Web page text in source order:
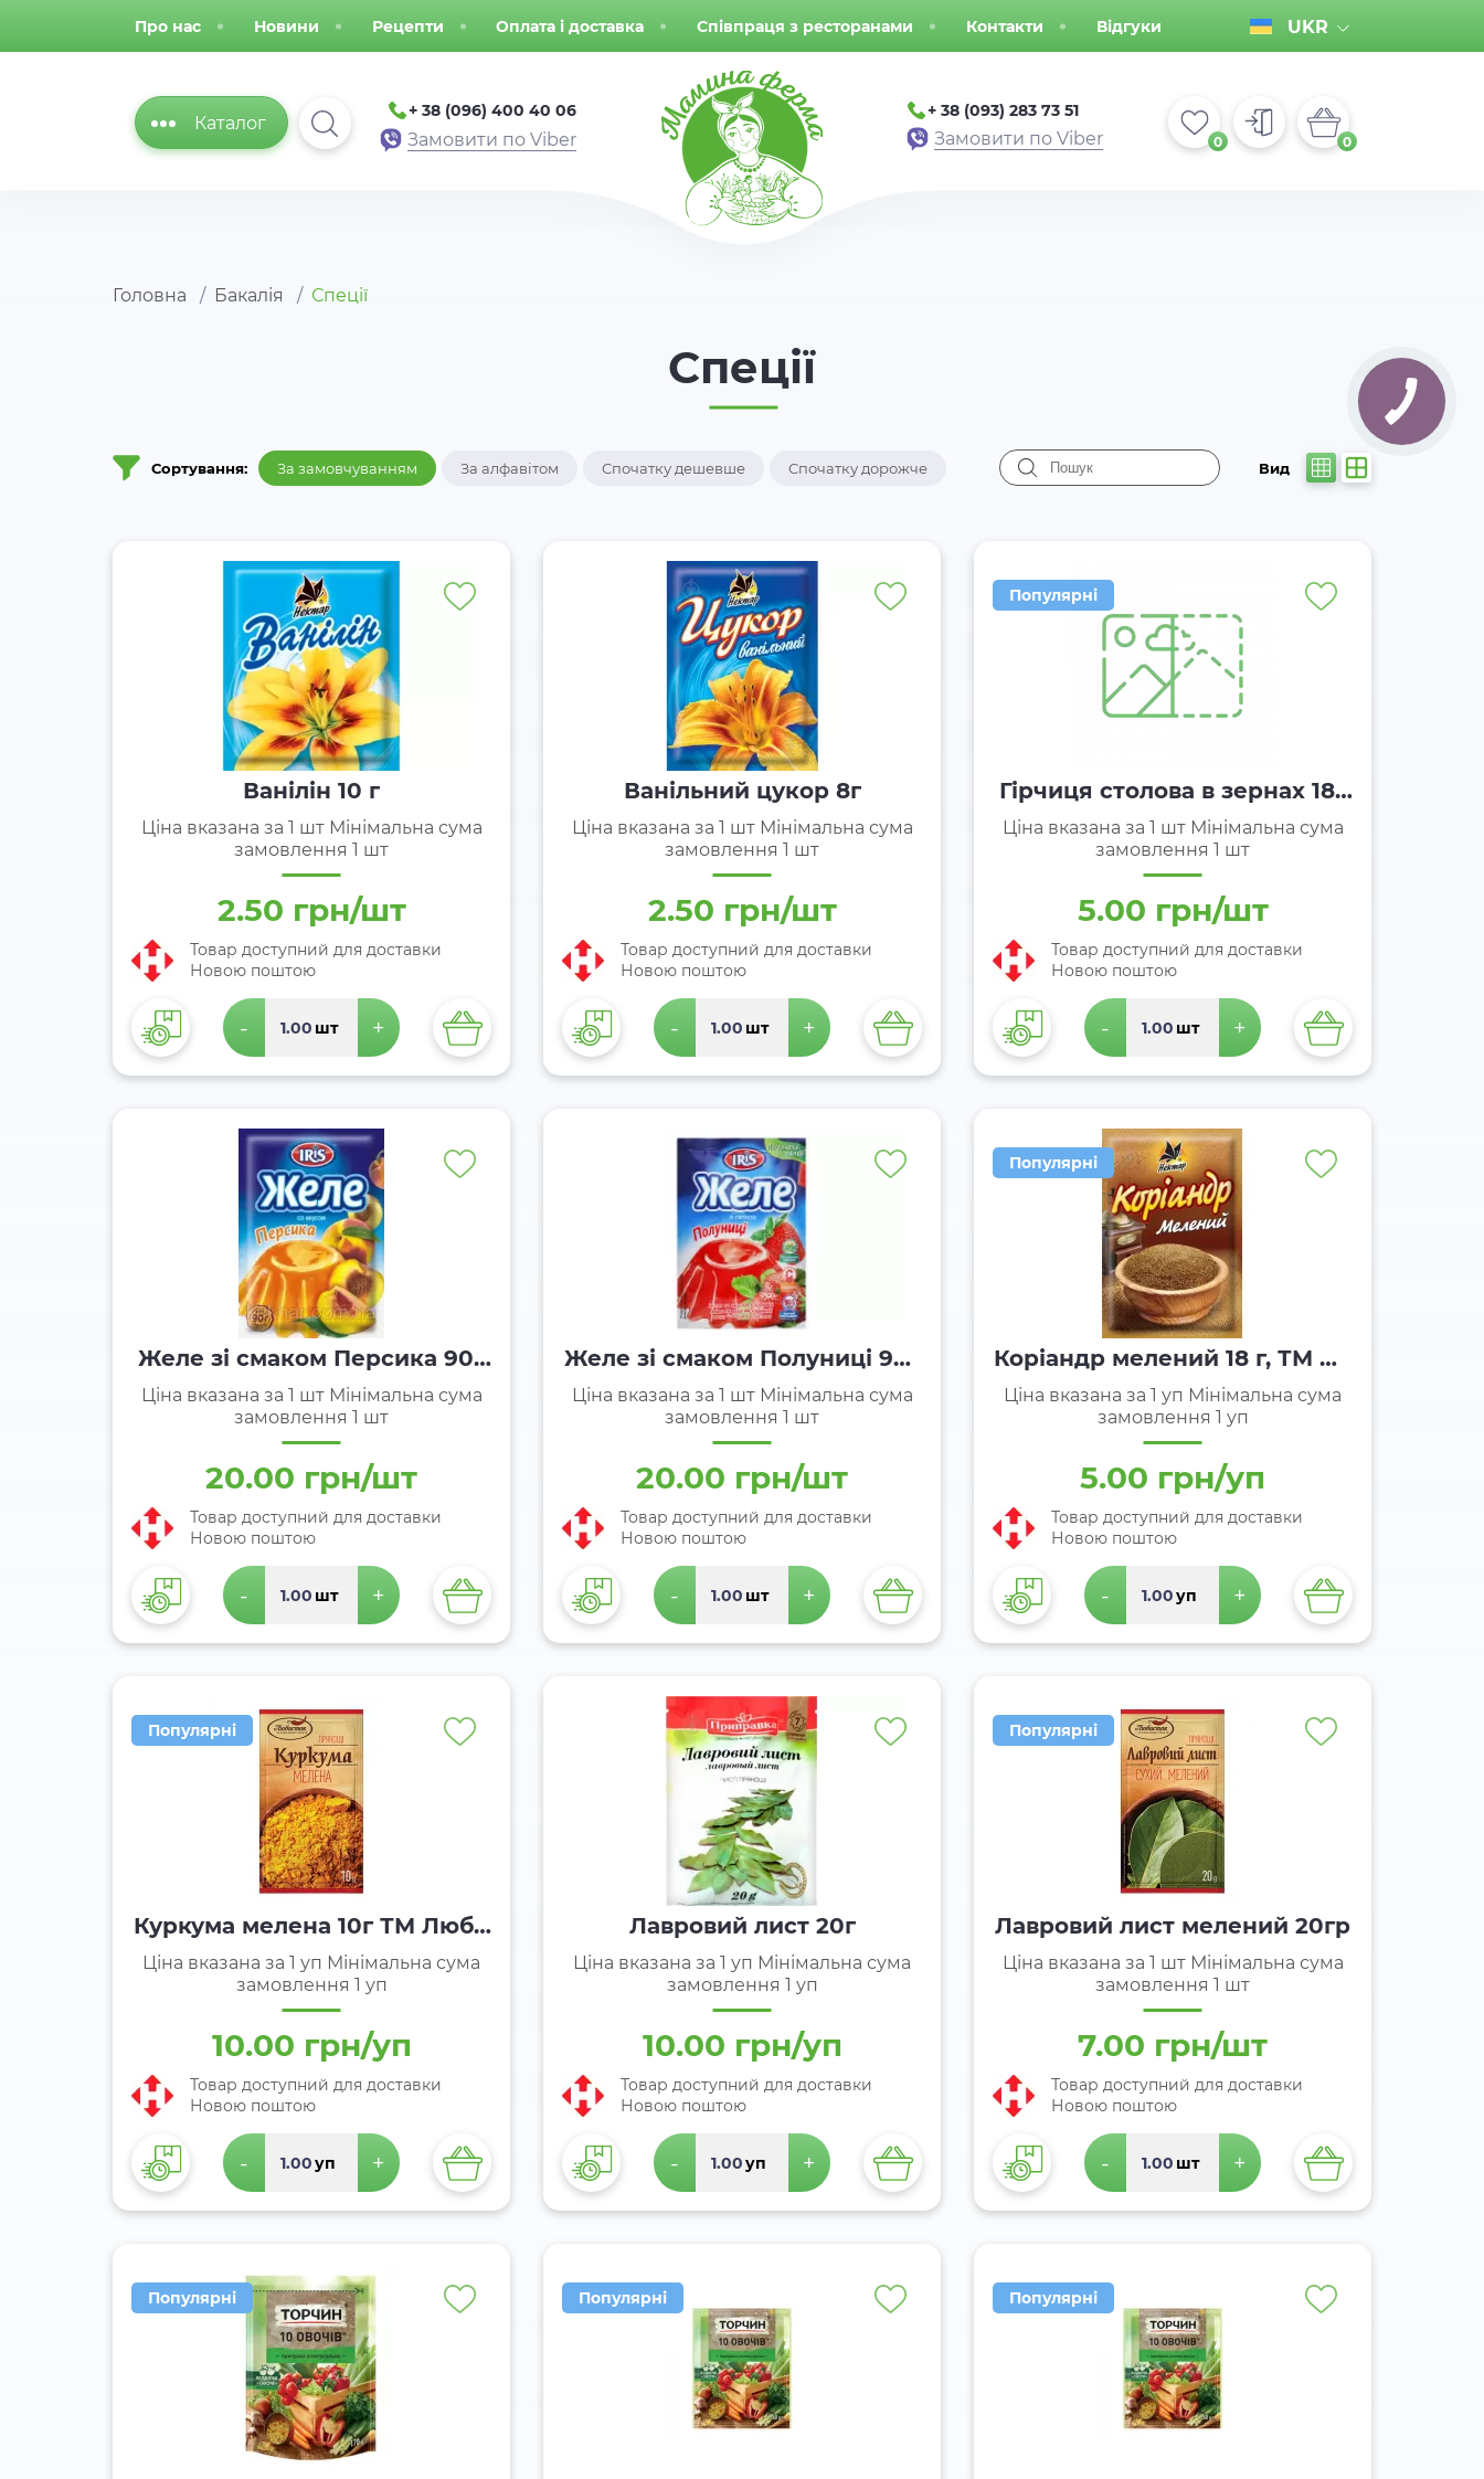
Новини Рецепти
Про нас Оплата і доставка Співпраця з ресторанами Контакти Відгуки UKR
Каталог
+ 38 (096) 400 40 06
Замовити по Viber
+ 38 (093) 283 73 51
Замовити по Viber 0 0
Головна Бакалія Спеції
Спеції
Сортування: За замовчуванням За алфавітом Спочатку дешевше Спочатку дорожче Вид
Ванілін 10 г
Ціна вказана за 1 шт Мінімальна сума
замовлення 1 шт
2.50 грн/шт
Товар доступний для доставки
Новою поштою
- шт +
Ванільний цукор 8г
Ціна вказана за 1 шт Мінімальна сума
замовлення 1 шт
2.50 грн/шт
Товар доступний для доставки
Новою поштою
- шт +
Популярні
Гірчиця столова в зернах 18г
Нектар
Ціна вказана за 1 шт Мінімальна сума
замовлення 1 шт
5.00 грн/шт
Товар доступний для доставки
Новою поштою
- шт +
Желе зі смаком Персика 90г
ТМ Iris
Ціна вказана за 1 шт Мінімальна сума
замовлення 1 шт
20.00 грн/шт
Товар доступний для доставки
Новою поштою
- шт +
Желе зі смаком Полуниці 90г
ТМ Iris
Ціна вказана за 1 шт Мінімальна сума
замовлення 1 шт
20.00 грн/шт
Товар доступний для доставки
Новою поштою
- шт +
Популярні
Коріандр мелений 18 г, ТМ Не
ктар
Ціна вказана за 1 уп Мінімальна сума
замовлення 1 уп
5.00 грн/уп
Товар доступний для доставки
Новою поштою
- уп +
Популярні
Куркума мелена 10г ТМ Люби
сток
Ціна вказана за 1 уп Мінімальна сума
замовлення 1 уп
10.00 грн/уп
Товар доступний для доставки
Новою поштою
- уп +
Лавровий лист 20г
Ціна вказана за 1 уп Мінімальна сума
замовлення 1 уп
10.00 грн/уп
Товар доступний для доставки
Новою поштою
- уп +
Популярні
Лавровий лист мелений 20гр
Ціна вказана за 1 шт Мінімальна сума
замовлення 1 шт
7.00 грн/шт
Товар доступний для доставки
Новою поштою
- шт +
Популярні Популярні Популярні